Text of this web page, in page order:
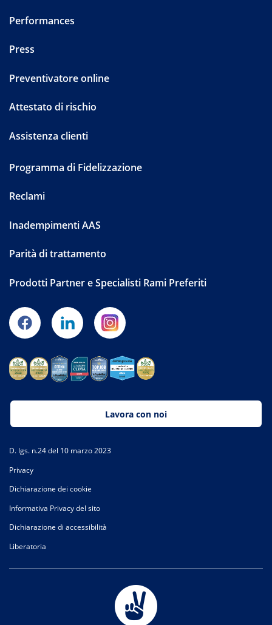
Performances
Press
Preventivatore online
Attestato di rischio
Assistenza clienti
Programma di Fidelizzazione
Reclami
Inadempimenti AAS
Parità di trattamento
Prodotti Partner e Specialisti Rami Preferiti
Lavora con noi
D. lgs. n.24 del 10 marzo 2023
Privacy
Dichiarazione dei cookie
Informativa Privacy del sito
Dichiarazione di accessibilità
Liberatoria